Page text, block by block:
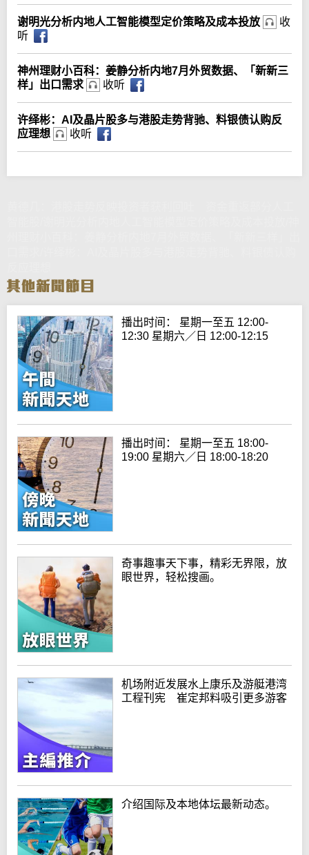
谢明光分析内地人工智能模型定价策略及成本投放
收
听
神州理财小百科：姜静分析内地7月外贸数据、「新新三
样」出口需求
收听
许绎彬：AI及晶片股多与港股走势背驰、料银债认购反
应理想
收听
播出时间： 星期一至五 12:00-
12:30 星期六／日 12:00-12:15
播出时间： 星期一至五 18:00-
19:00 星期六／日 18:00-18:20
奇事趣事天下事，精彩无界限，放
眼世界，轻松搜画。
机场附近发展水上康乐及游艇港湾
工程刊宪 崔定邦料吸引更多游客
介绍国际及本地体坛最新动态。